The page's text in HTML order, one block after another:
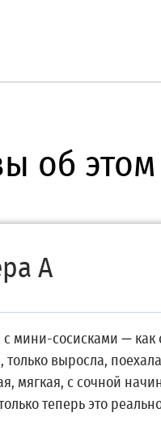
об этом
А
с мини-сосисками — как
только выросла,
мягкая, с сочной
теперь это